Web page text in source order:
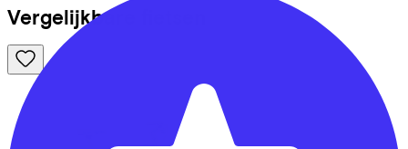
Vergelijkbare fietsen